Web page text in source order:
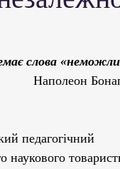
зі стейкхолдерами
слова
Наполеон
педагогічний
наукового